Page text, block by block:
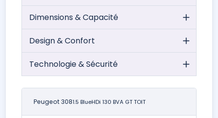
Dimensions & Capacité
Design & Confort
Technologie & Sécurité
Peugeot 3081.5 BlueHDi 130 BVA GT TOIT